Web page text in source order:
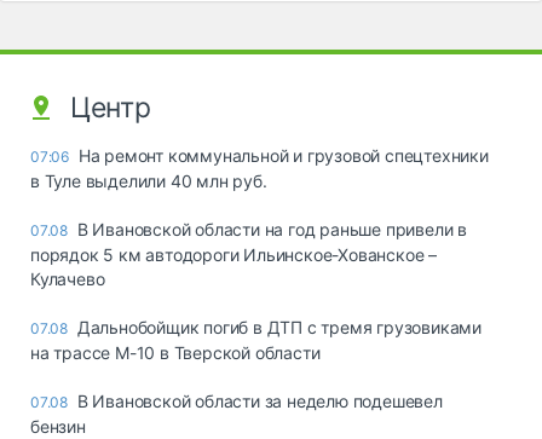
Центр
07:06 На ремонт коммунальной и грузовой спецтехники
в Туле выделили 40 млн руб.
07.08 В Ивановской области на год раньше привели в
порядок 5 км автодороги Ильинское-Хованское –
Кулачево
07.08 Дальнобойщик погиб в ДТП с тремя грузовиками
на трассе М-10 в Тверской области
07.08 В Ивановской области за неделю подешевел
бензин